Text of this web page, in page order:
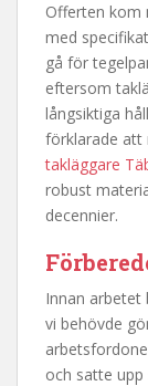
Offerten kom
med
gå för
eftersom
långsiktiga
förklarade att
takläggare
robust
decennier.
Innan arbetet
vi behövde
och satte